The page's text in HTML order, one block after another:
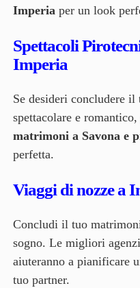
Imperiaper un look
Spettacoli
Imperia
Se desideri concludere
spettacolare e
matrimoni a Savona e
perfetta.
Viaggi di nozze a
Concludi il tuo
sogno. Le migliori
aiuteranno a pianificare
tuo partner.